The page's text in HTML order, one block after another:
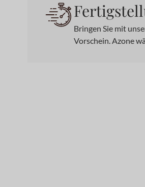
Bringen Sie mit
Vorschein. Azone